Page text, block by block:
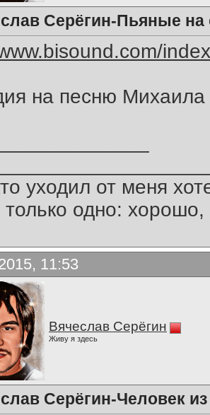
Серёгин-Пьяные на
на песню
уходил от меня
только одно:
11:53
Вячеслав Серёгин
Живу я здесь
Серёгин-Человек